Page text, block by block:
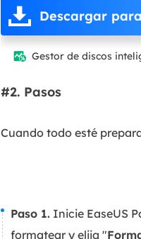
Descargar
 Gestor de discos
#2. Pasos
Cuando todo esté
Paso 1. Inicie EaseUS
formatear y elija "